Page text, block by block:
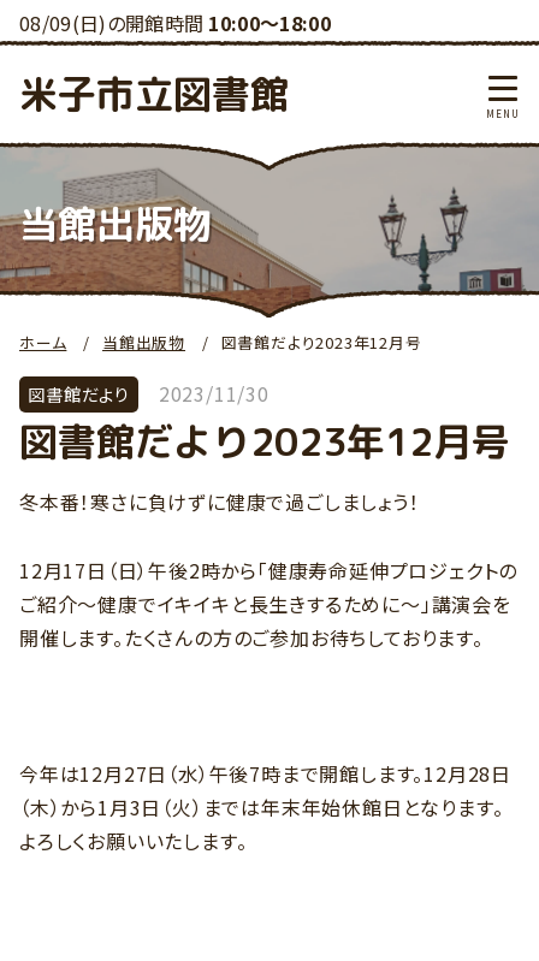
08/09(日)の開館時間 10:00～18:00
米子市立図書館
当館出版物
ホーム 当館出版物 図書館だより2023年12月号
図書館だより 2023/11/30
図書館だより2023年12月号
冬本番！寒さに負けずに健康で過ごしましょう！
12月17日（日）午後2時から「健康寿命延伸プロジェクトの
ご紹介～健康でイキイキと長生きするために～」講演会を
開催します。たくさんの方のご参加お待ちしております。
今年は12月27日（水）午後7時まで開館します。12月28日
（木）から1月3日（火）までは年末年始休館日となります。
よろしくお願いいたします。